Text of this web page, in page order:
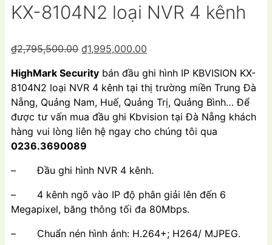
KX-8104N2 loại NVR 4 kênh
₫2,795,500.00 Giá
là:
₫2,795,500.00.
₫1,995,000.00
tại
là:
₫1,995,000.00.
HighMark Security bán đầu ghi hình IP KBVISION KX-
8104N2 loại NVR 4 kênh tại thị trường miền Trung Đà
Nẵng, Quảng Nam, Huế, Quảng Trị, Quảng Bình… Để
được tư vấn mua đầu ghi Kbvision tại Đà Nẵng khách
hàng vui lòng liên hệ ngay cho chúng tôi qua
0236.3690089
– Đầu ghi hình NVR 4 kênh.
– 4 kênh ngõ vào IP độ phân giải lên đến 6
Megapixel, băng thông tối đa 80Mbps.
– Chuẩn nén hình ảnh: H.264+; H264/ MJPEG.